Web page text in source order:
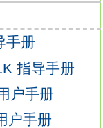
形状各异的
手册
指导手册
户手册
户手册